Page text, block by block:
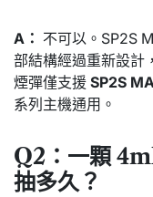
A： 不可以。SP2S
部結構經過重新設計
煙彈僅支援 SP2S
系列主機通用。
Q2：一顆
抽多久？